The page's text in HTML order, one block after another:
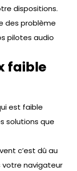
dispositions.
des problème
pilotes audio
faible
est faible
solutions que
c’est dû au
navigateur